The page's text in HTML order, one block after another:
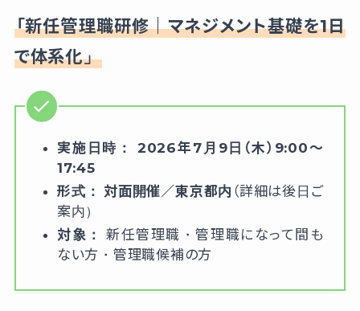
「新任管理職研修｜マネジメント基礎を1日
で体系化」
実施日時：
2026年7月9日（木）9:00〜
17:45
形式： 対面開催／東京都内 （詳細は後日ご
案内）
対象：
新任管理職・管理職になって間も
ない方・管理職候補の方